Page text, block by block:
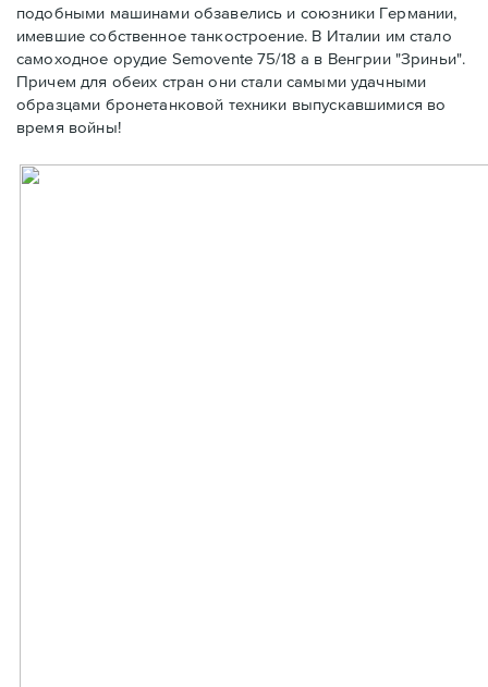
подобными машинами обзавелись и союзники Германии,
имевшие собственное танкостроение. В Италии им стало
самоходное орудие Semovente 75/18 а в Венгрии "Зриньи".
Причем для обеих стран они стали самыми удачными
образцами бронетанковой техники выпускавшимися во
время войны!